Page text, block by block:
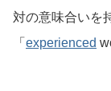
対の意味合いを
「 experienced